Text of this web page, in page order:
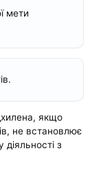
мети
якщо
не встановлює
з